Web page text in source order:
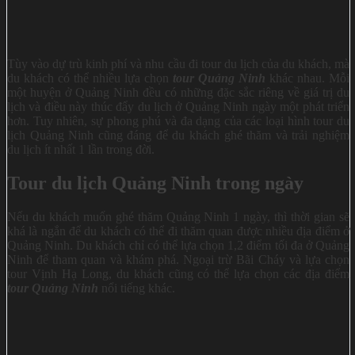
Tùy vào dự trù kinh phí và nhu cầu đi tour du lịch của du khách, mà
du khách có thể nhiều lựa chọn tour Quảng Ninh khác nhau. Mỗi
một huyện ở Quảng Ninh đều có những đặc sắc riêng về giá trị du
lịch và điều này thúc đẩy du lịch ở Quảng Ninh ngày một phát triển
hơn. Tuy nhiên, sự phong phú và đa dạng của các loại hình tour du
lịch Quảng Ninh cũng đáng để du khách ghé thăm và trải nghiệm
du lịch ít nhất 1 lần trong đời.
Tour du lịch Quảng Ninh trong ngày
Nếu du khách muốn ghé thăm Quảng Ninh 1 ngày, thì thời gian sẽ
khá là ngắn để du khách có thể đi thăm quan được nhiều địa điểm ở
Quảng Ninh. Du khách chỉ có thể lựa chọn 1,2 điểm tối đa ở Quảng
Ninh để tham quan và khám phá. Ngoại trừ Bãi Cháy và lựa chọn
tour Vịnh Hạ Long, du khách cũng có thể lựa chọn các địa điểm
tour Quảng Ninh
nổi tiếng khác.